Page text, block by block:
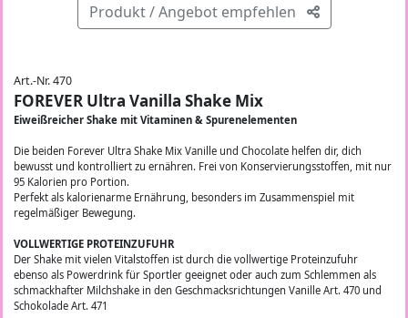
Produkt / Angebot empfehlen
Art.-Nr. 470
FOREVER Ultra Vanilla Shake Mix
Eiweißreicher Shake mit Vitaminen & Spurenelementen
Die beiden Forever Ultra Shake Mix Vanille und Chocolate helfen dir, dich
bewusst und kontrolliert zu ernähren. Frei von Konservierungsstoffen, mit nur
95 Kalorien pro Portion.
Perfekt als kalorienarme Ernährung, besonders im Zusammenspiel mit
regelmäßiger Bewegung.
VOLLWERTIGE PROTEINZUFUHR
Der Shake mit vielen Vitalstoffen ist durch die vollwertige Proteinzufuhr
ebenso als Powerdrink für Sportler geeignet oder auch zum Schlemmen als
schmackhafter Milchshake in den Geschmacksrichtungen Vanille Art. 470 und
Schokolade Art. 471